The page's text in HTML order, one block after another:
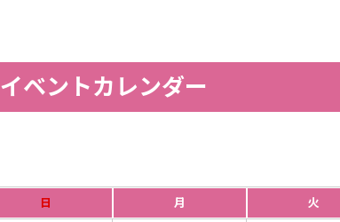
イベントカレンダー
日 月 火